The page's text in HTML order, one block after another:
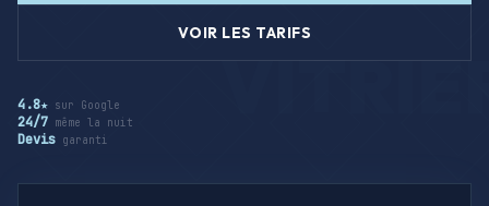
VOIR LES TARIFS
4.8★ sur Google
24/7 même la nuit
Devis garanti